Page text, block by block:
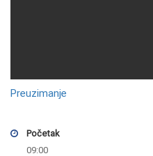
Preuzimanje
Početak
09:00